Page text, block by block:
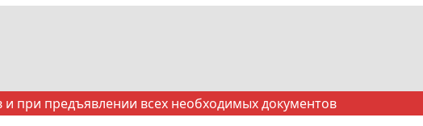
при предъявлении всех необходимых документов